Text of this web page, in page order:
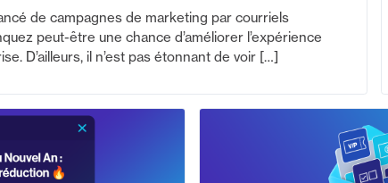
de campagnes de marketing par courriels
peut-être une chance d’améliorer l’expérience
D’ailleurs, il n’est pas étonnant de voir […]